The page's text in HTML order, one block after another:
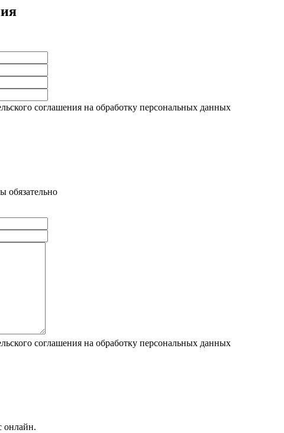
соглашения на обработку персональных данных
обязательно
соглашения на обработку персональных данных
онлайн.